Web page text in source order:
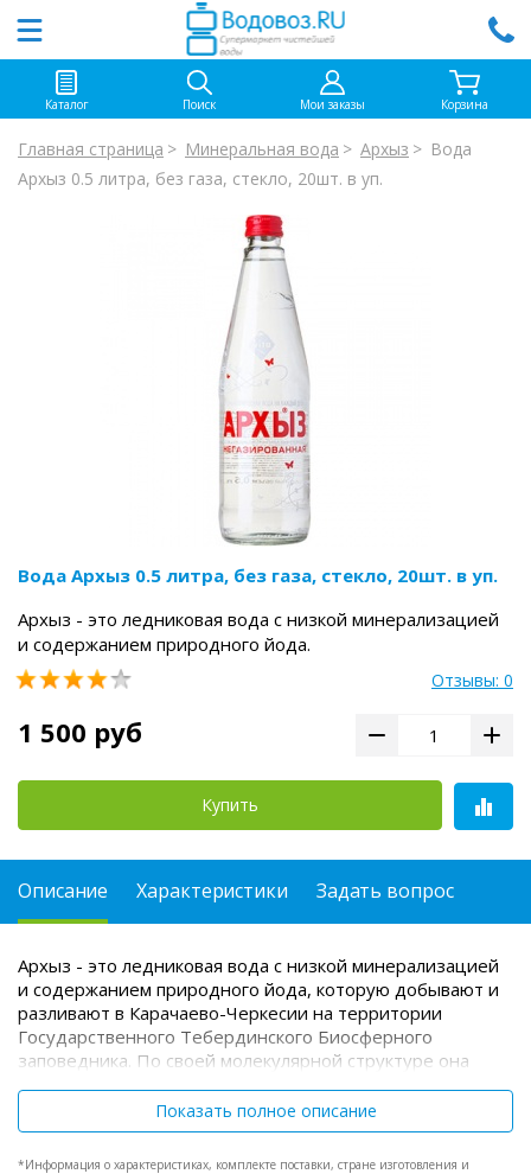
Каталог Поиск Мои заказы Корзина
Главная страница Минеральная вода Архыз
Вода
Архыз 0.5 литра, без газа, стекло, 20шт. в уп.
Вода Архыз 0.5 литра, без газа, стекло, 20шт. в уп.
Архыз - это ледниковая вода c низкой минерализацией
и содержанием природного йода.
Отзывы: 0
1 500 руб
Купить
Описание Характеристики Задать вопрос
Архыз - это ледниковая вода c низкой минерализацией
и содержанием природного йода, которую добывают и
разливают в Карачаево-Черкесии на территории
Государственного Тебердинского Биосферного
заповедника. По своей молекулярной структуре она
очень похожа на жидкость, содержащуюся в клетках
человека. Поэтому эта минеральная вода биологически
активна и легко усваивается как взрослым, так и детским
организмом.
Показать полное описание
*Информация о характеристиках, комплекте поставки, стране изготовления и